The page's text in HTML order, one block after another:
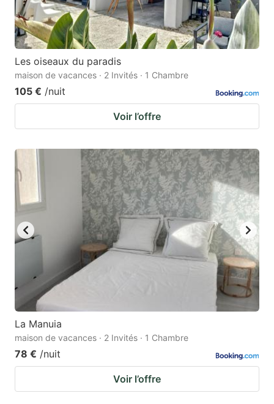
Les oiseaux du paradis
maison de vacances · 2 Invités · 1 Chambre
105 € /nuit
Voir l’offre
La Manuia
maison de vacances · 2 Invités · 1 Chambre
78 € /nuit
Voir l’offre